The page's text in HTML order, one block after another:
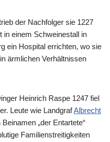
der Nachfolger sie 1227
in einem Schweinestall in
ein Hospital errichten, wo sie
ärmlichen Verhältnissen
Heinrich Raspe 1247 fiel
Leute wie LandgrafAlbrecht
„der Entartete“
Familienstreitigkeiten